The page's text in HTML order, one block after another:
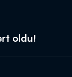
oldu!